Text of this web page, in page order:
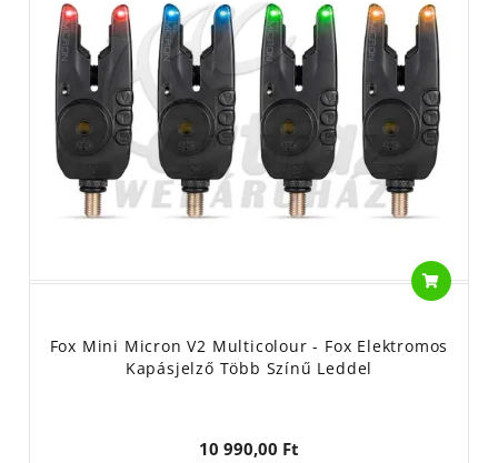
Fox Mini Micron V2 Multicolour - Fox Elektromos
Kapásjelző Több Színű Leddel
10 990,00 Ft